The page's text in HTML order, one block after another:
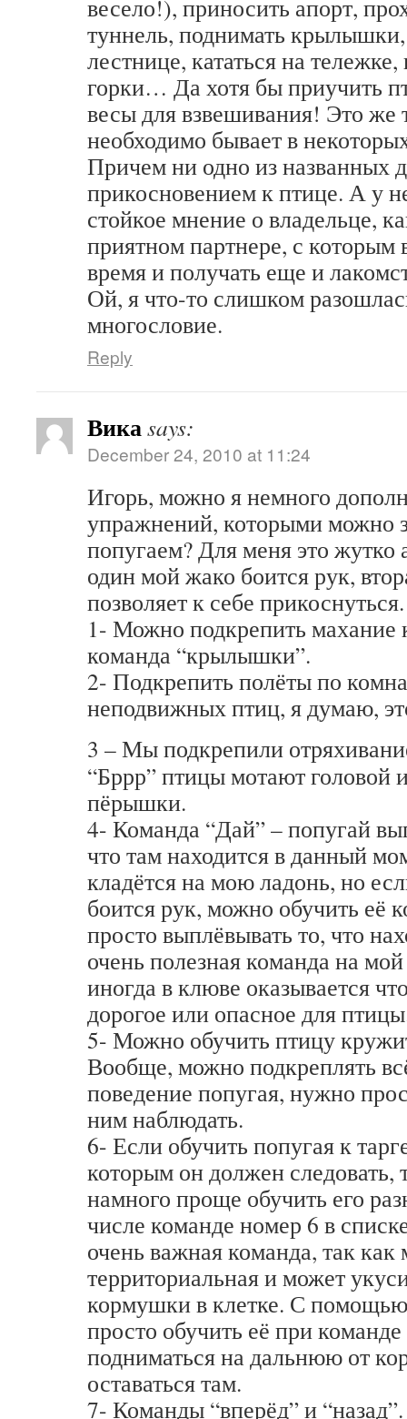
весело!), приносить апорт,
туннель, поднимать крылышки,
лестнице, кататься на
горки… Да хотя бы приучить
весы для взвешивания! Это же
необходимо бывает в
Причем ни одно из названных
прикосновением к птице. А у
стойкое мнение о владельце,
приятном партнере, с которым
время и получать еще и
Ой, я что-то слишком
многословие.
Reply
Викаsays:
December 24, 2010 at 11:24
Игорь, можно я немного
упражнений, которыми можно
попугаем? Для меня это жутко
один мой жако боится рук,
позволяет к себе прикоснуться.
1- Можно подкрепить махание
команда “крылышки”.
2- Подкрепить полёты по
неподвижных птиц, я думаю,
3 – Мы подкрепили
“Бррр” птицы мотают головой
пёрышки.
4- Команда “Дай” – попугай
что там находится в данный
кладётся на мою ладонь, но
боится рук, можно обучить её
просто выплёвывать то, что
очень полезная команда на
иногда в клюве оказывается
дорогое или опасное для
5- Можно обучить птицу
Вообще, можно подкреплять
поведение попугая, нужно
ним наблюдать.
6- Если обучить попугая к
которым он должен следовать,
намного проще обучить его
числе команде номер 6 в
очень важная команда, так
территориальная и может
кормушки в клетке. С помощью
просто обучить её при команде
подниматься на дальнюю от
оставаться там.
7- Команды “вперёд” и